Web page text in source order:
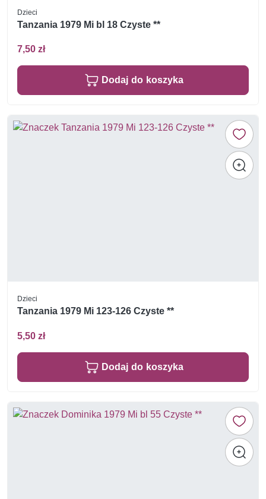
Dzieci
Tanzania 1979 Mi bl 18 Czyste **
7,50 zł
Dodaj do koszyka
Dzieci
Tanzania 1979 Mi 123-126 Czyste **
5,50 zł
Dodaj do koszyka